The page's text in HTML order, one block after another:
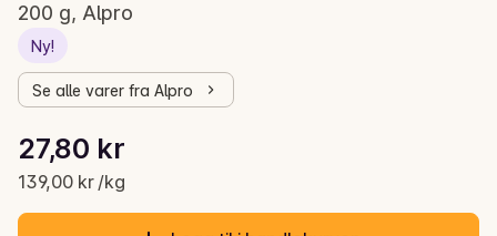
200 g, Alpro
Ny!
Se alle varer fra Alpro
Gjeldende pris er: 27,80 kr
27,80 kr
139,00 kr /kg
Stykkpris: 139,00 kr /kg